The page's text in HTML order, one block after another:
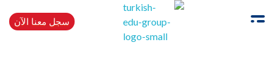
سجل معنا الآن